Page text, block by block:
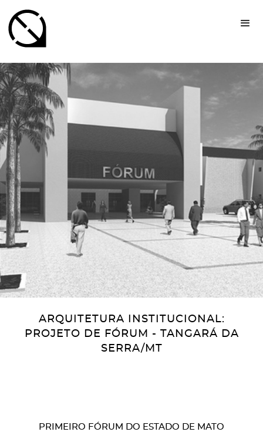
ARQUITETURA INSTITUCIONAL:
PROJETO DE FÓRUM - TANGARÁ DA
SERRA/MT
PRIMEIRO FÓRUM DO ESTADO DE MATO